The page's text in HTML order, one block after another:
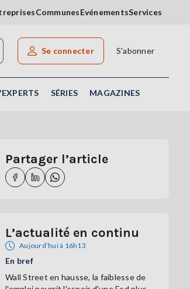
CommunesEvénementsServices
un article
Se connecter S'abonner
SÉRIES MAGAZINES
Partager l’article
L’actualité en continu
Aujourd’hui à 16h13
En bref
Wall Street en hausse, la faiblesse de